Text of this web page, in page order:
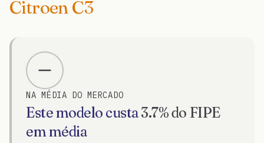
Citroen C3
NA MÉDIA DO MERCADO
Este modelo custa3.7% do FIPE
em média